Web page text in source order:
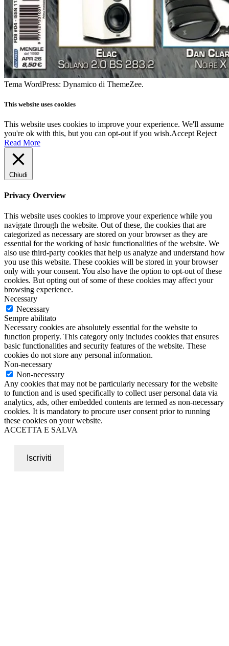
Tema WordPress: Dynamico di ThemeZee.
This website uses cookies
This website uses cookies to improve your experience. We'll assume
you're ok with this, but you can opt-out if you wish.Accept Reject
Read More
Chiudi
Privacy Overview
This website uses cookies to improve your experience while you
navigate through the website. Out of these, the cookies that are
categorized as necessary are stored on your browser as they are
essential for the working of basic functionalities of the website. We
also use third-party cookies that help us analyze and understand how
you use this website. These cookies will be stored in your browser
only with your consent. You also have the option to opt-out of these
cookies. But opting out of some of these cookies may affect your
browsing experience.
Necessary
Necessary
Sempre abilitato
Necessary cookies are absolutely essential for the website to
function properly. This category only includes cookies that ensures
basic functionalities and security features of the website. These
cookies do not store any personal information.
Non-necessary
Non-necessary
Any cookies that may not be particularly necessary for the website
to function and is used specifically to collect user personal data via
analytics, ads, other embedded contents are termed as non-necessary
cookies. It is mandatory to procure user consent prior to running
these cookies on your website.
ACCETTA E SALVA
Iscriviti